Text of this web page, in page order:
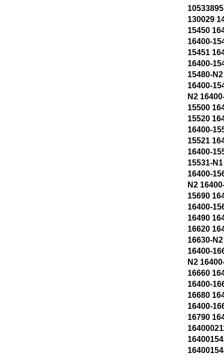
130029
15450
16400-
15451
16400-
15480-
16400-
N2
15500
15520
16400-
15521
16400-
15531-
16400-
N2
15690
16400-
16490
16620
16630-
16400-
N2
16660
16400-
16680
16400-
16790